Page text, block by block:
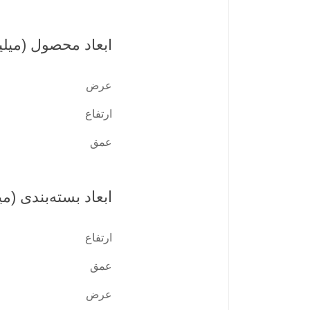
ابعاد محصول
عرض
ارتفاع
عمق
ابعاد بسته‌بندی
ارتفاع
عمق
عرض